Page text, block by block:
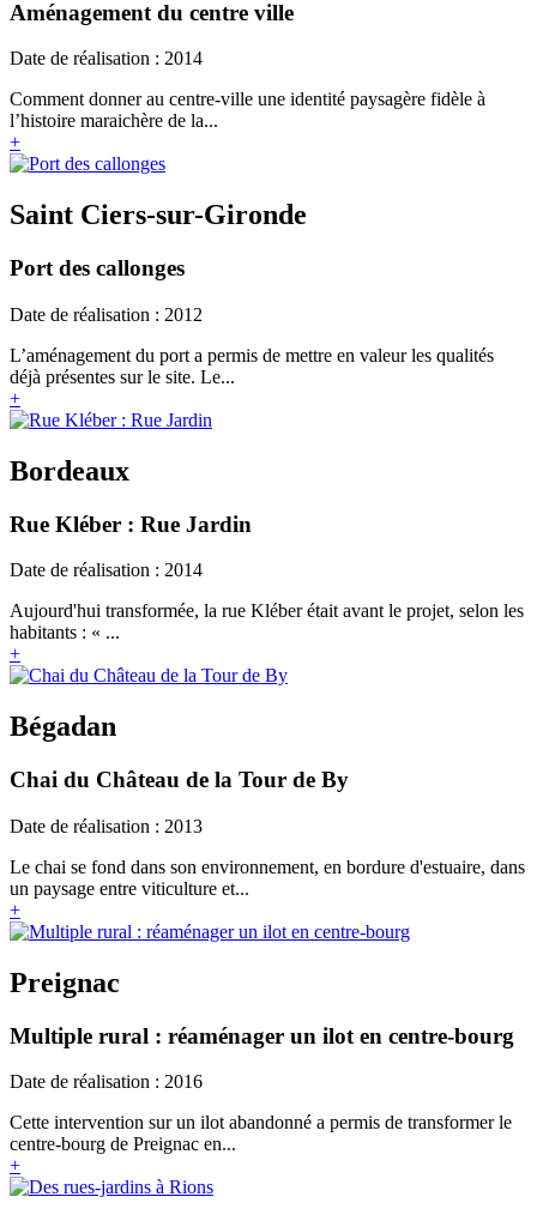
Aménagement du centre ville
Date de réalisation : 2014
Comment donner au centre-ville une identité paysagère fidèle à
l’histoire maraichère de la...
+
Saint Ciers-sur-Gironde
Port des callonges
Date de réalisation : 2012
L’aménagement du port a permis de mettre en valeur les qualités
déjà présentes sur le site. Le...
+
Bordeaux
Rue Kléber : Rue Jardin
Date de réalisation : 2014
Aujourd'hui transformée, la rue Kléber était avant le projet, selon les
habitants : « ...
+
Bégadan
Chai du Château de la Tour de By
Date de réalisation : 2013
Le chai se fond dans son environnement, en bordure d'estuaire, dans
un paysage entre viticulture et...
+
Preignac
Multiple rural : réaménager un ilot en centre-bourg
Date de réalisation : 2016
Cette intervention sur un ilot abandonné a permis de transformer le
centre-bourg de Preignac en...
+